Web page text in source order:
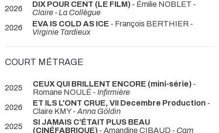
2026 DIX POUR CENT (LE FILM) - Émilie NOBLET -
Claire - La Collègue
2026
EVA IS COLD AS ICE - François BERTHIER -
Virginie Tardieux
COURT MÉTRAGE
2025 CEUX QUI BRILLENT ENCORE (mini-série) -
Romane NOULÉ - Infirmière
2026
ET ILS L'ONT CRUE, VII Decembre Production -
Claire KMY - Anna Göldin
2025
SI JAMAIS C'ÉTAIT PLUS BEAU
(CINÉFABRIQUE) - Amandine CIBAUD - Cam